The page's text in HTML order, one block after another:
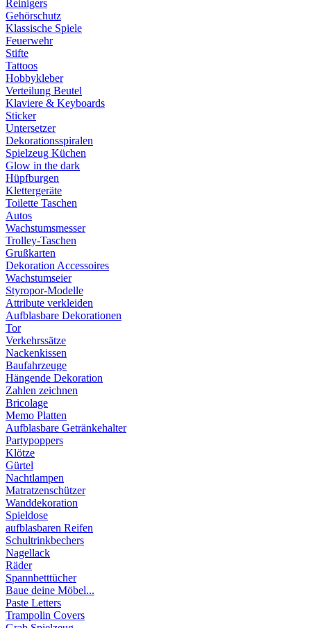
Reinigers
Gehörschutz
Klassische Spiele
Feuerwehr
Stifte
Tattoos
Hobbykleber
Verteilung Beutel
Klaviere & Keyboards
Sticker
Untersetzer
Dekorationsspiralen
Spielzeug Küchen
Glow in the dark
Hüpfburgen
Klettergeräte
Toilette Taschen
Autos
Wachstumsmesser
Trolley-Taschen
Grußkarten
Dekoration Accessoires
Wachstumseier
Styropor-Modelle
Attribute verkleiden
Aufblasbare Dekorationen
Tor
Verkehrssätze
Nackenkissen
Baufahrzeuge
Hängende Dekoration
Zahlen zeichnen
Bricolage
Memo Platten
Aufblasbare Getränkehalter
Partypoppers
Klötze
Gürtel
Nachtlampen
Matratzenschützer
Wanddekoration
Spieldose
aufblasbaren Reifen
Schultrinkbechers
Nagellack
Räder
Spannbetttücher
Baue deine Möbel...
Paste Letters
Trampolin Covers